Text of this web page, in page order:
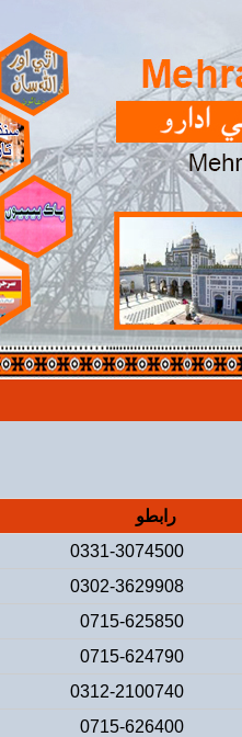
رابطو
0331-3074500
0302-3629908
0715-625850
0715-624790
0312-2100740
0715-626400